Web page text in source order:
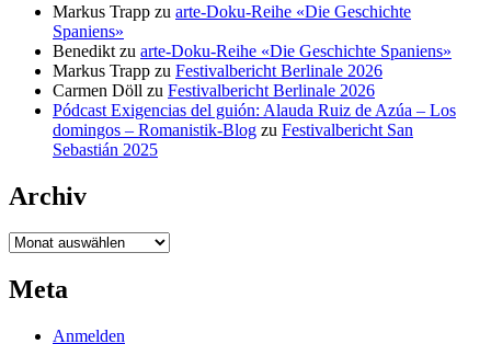
Markus Trapp zu arte-Doku-Reihe «Die Geschichte
Spaniens»
Benedikt zu arte-Doku-Reihe «Die Geschichte Spaniens»
Markus Trapp zu Festivalbericht Berlinale 2026
Carmen Döll zu Festivalbericht Berlinale 2026
Pódcast Exigencias del guión: Alauda Ruiz de Azúa – Los
domingos – Romanistik-Blog zu Festivalbericht San
Sebastián 2025
Archiv
Archiv
Meta
Anmelden